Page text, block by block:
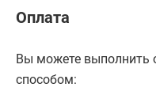
Оплата
Вы можете выполнить
способом: